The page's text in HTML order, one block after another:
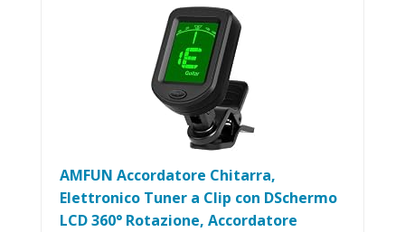
AMFUN Accordatore Chitarra,
Elettronico Tuner a Clip con DSchermo
LCD 360° Rotazione, Accordatore